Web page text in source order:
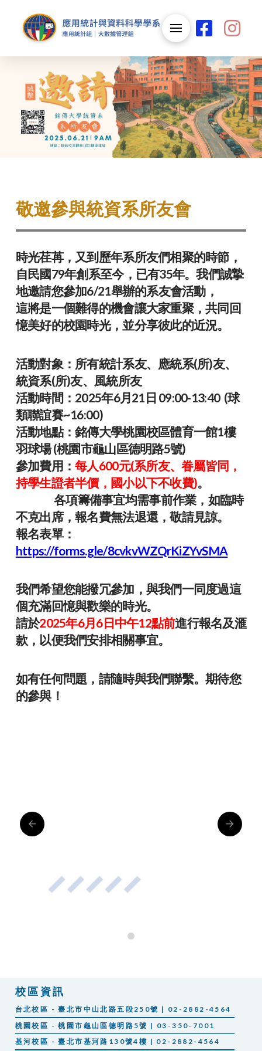
敬邀參與統資系所友會
時光荏苒，又到歷年系所友們相聚的時節，
自民國79年創系至今，已有35年。我們誠摯
地邀請您參加6/21舉辦的系友會活動，
這將是一個難得的機會讓大家重聚，共同回
憶美好的校園時光，並分享彼此的近況。
活動對象：所有統計系友、應統系(所)友、
統資系(所)友、風統所友
活動時間：2025年6月21日 09:00-13:40 (球
類聯誼賽~16:00)
活動地點：銘傳大學桃園校區體育一館1樓
羽球場 (桃園市龜山區德明路5號)
參加費用：每人600元(系所友、眷屬皆同，
持學生證者半價，國小以下不收費)。
各項籌備事宜均需事前作業，如臨時
不克出席，報名費無法退還，敬請見諒。
報名表單：
https://forms.gle/8cvkvWZQrKiZYvSMA
我們希望您能撥冗參加，與我們一同度過這
個充滿回憶與歡樂的時光。
請於2025年6月6日中午12點前進行報名及滙
款，以便我們安排相關事宜。
如有任何問題，請隨時與我們聯繫。期待您
的參與！
0
校區資訊
台北校區 - 臺北市中山北路五段250號 | 02-2882-4564
桃園校區 - 桃園市龜山區德明路5號 | 03-350-7001
基河校區 - 臺北市基河路130號4樓 | 02-2882-4564